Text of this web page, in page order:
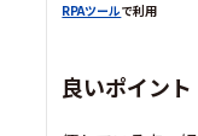
RPAツールで利用
良いポイント